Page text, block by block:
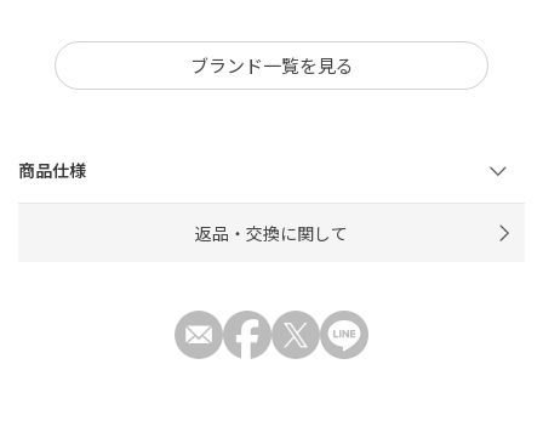
ブランド一覧を見る
商品仕様
返品・交換に関して